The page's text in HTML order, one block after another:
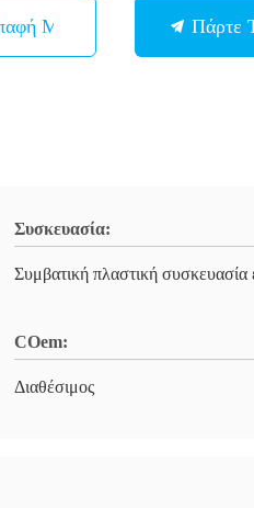
Με Πάρτε
Συσκευασία:
Συμβατική πλαστική συσκευασία
COem:
Διαθέσιμος